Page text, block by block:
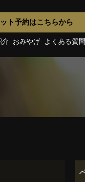
介 おみやげ よくある質問
ト予約はこちらから